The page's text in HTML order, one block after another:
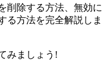
削除する方法、無効に
る方法を完全解説しま
みましょう!